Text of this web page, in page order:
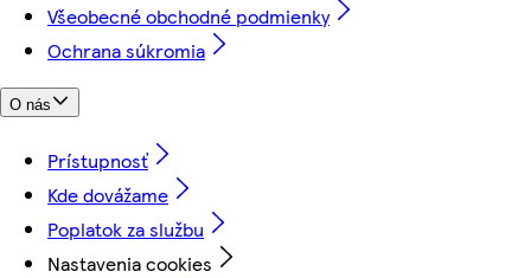
Všeobecné obchodné podmienky
Ochrana súkromia
O nás
Prístupnosť
Kde dovážame
Poplatok za službu
Nastavenia cookies